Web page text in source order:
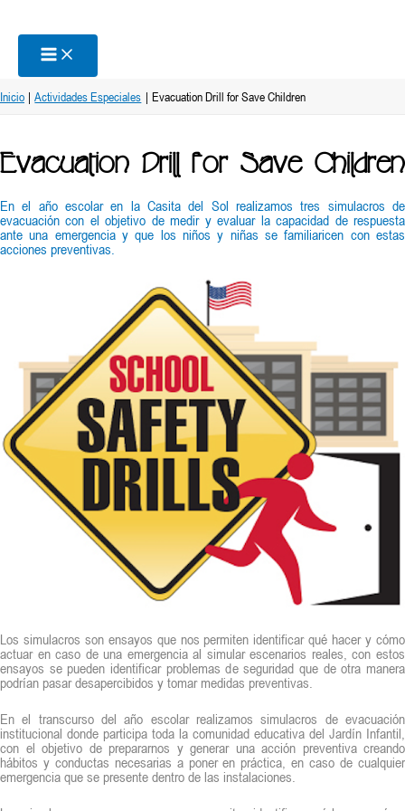
contenido
Inicio Actividades Especiales Evacuation Drill for Save Children
Evacuation Drill for Save Children
En el año escolar en la Casita del Sol realizamos tres simulacros de
evacuación con el objetivo de medir y evaluar la capacidad de respuesta
ante una emergencia y que los niños y niñas se familiaricen con estas
acciones preventivas.
Los simulacros son ensayos que nos permiten identificar qué hacer y cómo
actuar en caso de una emergencia al simular escenarios reales, con estos
ensayos se pueden identificar problemas de seguridad que de otra manera
podrían pasar desapercibidos y tomar medidas preventivas.
En el transcurso del año escolar realizamos simulacros de evacuación
institucional donde participa toda la comunidad educativa del Jardín Infantil,
con el objetivo de prepararnos y generar una acción preventiva creando
hábitos y conductas necesarias a poner en práctica, en caso de cualquier
emergencia que se presente dentro de las instalaciones.